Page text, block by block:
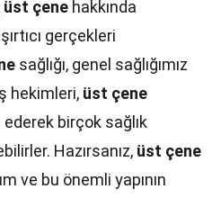
üst çene hakkında
gerçekleri
sağlığı, genel sağlığımız
hekimleri, üst çene
birçok sağlık
Hazırsanız, üst çene
ve bu önemli yapının